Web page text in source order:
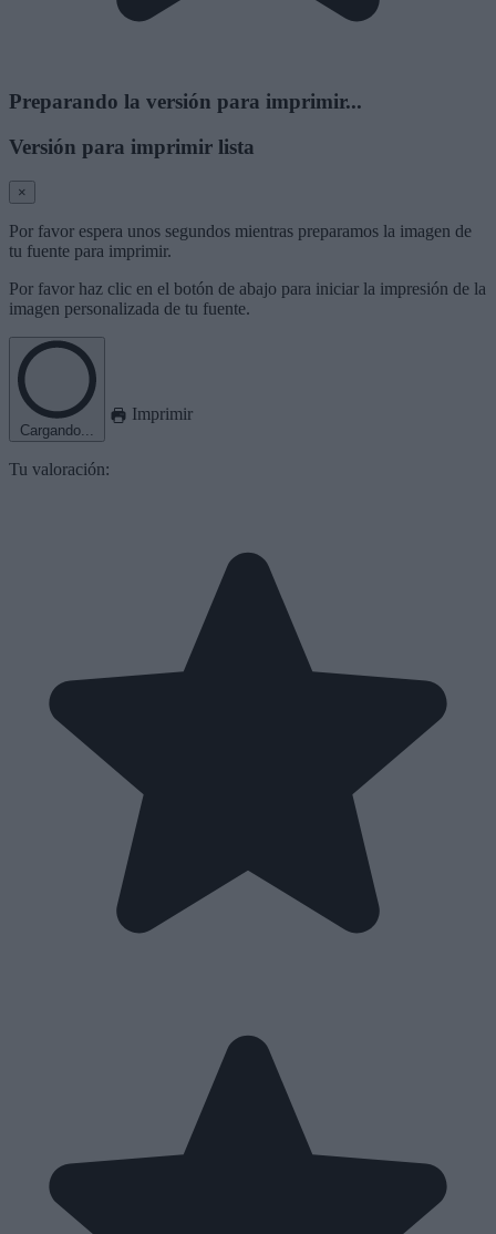
Preparando la versión para imprimir...
Versión para imprimir lista
×
Por favor espera unos segundos mientras preparamos la imagen de
tu fuente para imprimir.
Por favor haz clic en el botón de abajo para iniciar la impresión de la
imagen personalizada de tu fuente.
Cargando...
Imprimir
Tu valoración: